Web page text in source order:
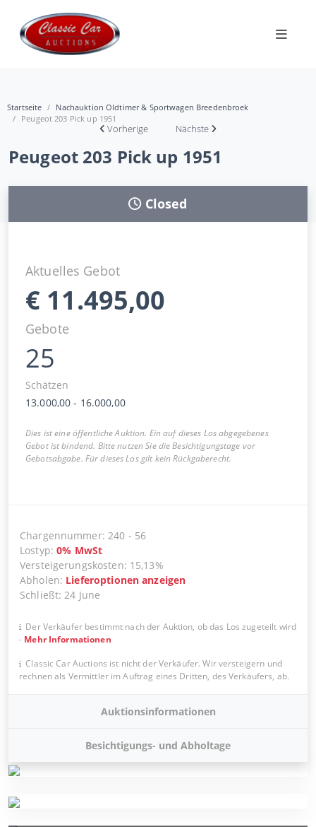
Startseite
Nachauktion Oldtimer & Sportwagen Breedenbroek
Peugeot 203 Pick up 1951
Vorherige Nächste
Peugeot 203 Pick up 1951
Closed
Aktuelles Gebot
€ 11.495,00
Gebote
25
Schätzen
13.000,00 - 16.000,00
Dies ist eine öffentliche Auktion. Ein auf dieses Los abgegebenes
Gebot ist bindend. Bitte nutzen Sie die Besichtigungstage vor
Gebotsabgabe. Für dieses Los gilt kein Rückgaberecht.
Chargennummer:240 - 56
Lostyp:0% MwSt
Versteigerungskosten: 15,13%
Abholen: Lieferoptionen anzeigen
Schließt:24 June
Der Verkäufer bestimmt nach der Auktion, ob das Los zugeteilt wird
- Mehr Informationen
Classic Car Auctions ist nicht der Verkäufer. Wir versteigern und
rechnen als Vermittler im Auftrag eines Dritten, des Verkäufers, ab.
Auktionsinformationen
Besichtigungs- und Abholtage